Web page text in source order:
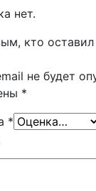
нет.
кто
не будет
*
*